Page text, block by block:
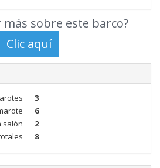
más sobre este barco?
3
6
salón
2
8